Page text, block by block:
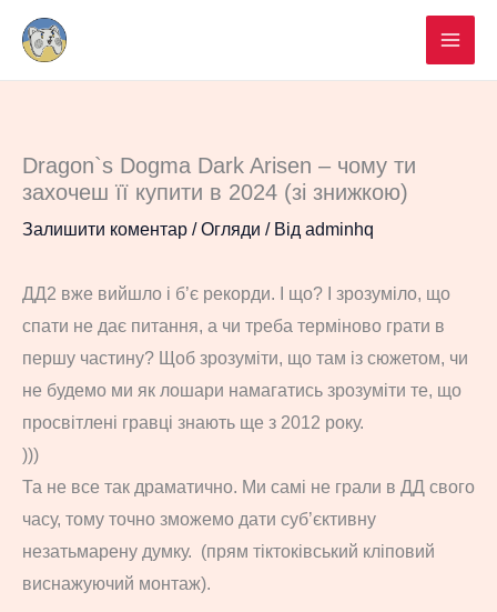
Перейти
вмісту
Dragon`s Dogma Dark Arisen – чому ти
захочеш її купити в 2024 (зі знижкою)
Залишити коментар /Огляди / Від adminhq
ДД2 вже вийшло і б’є рекорди. І що? І зрозуміло, що
спати не дає питання, а чи треба терміново грати в
першу частину? Щоб зрозуміти, що там із сюжетом, чи
не будемо ми як лошари намагатись зрозуміти те, що
просвітлені гравці знають ще з 2012 року.
)))
Та не все так драматично. Ми самі не грали в ДД свого
часу, тому точно зможемо дати суб’єктивну
незатьмарену думку. (прям тіктоківський кліповий
виснажуючий монтаж).